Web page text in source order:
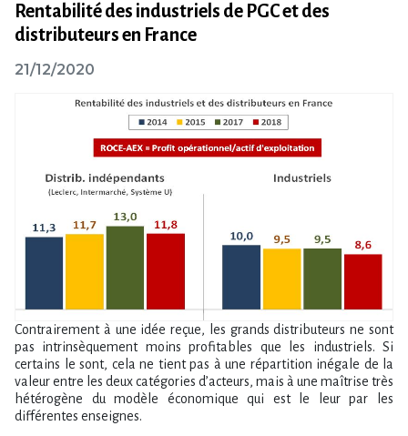
Rentabilité des industriels de PGC et des
distributeurs en France
21/12/2020
Contrairement à une idée reçue, les grands distributeurs ne sont
pas intrinsèquement moins profitables que les industriels. Si
certains le sont, cela ne tient pas à une répartition inégale de la
valeur entre les deux catégories d’acteurs, mais à une maîtrise très
hétérogène du modèle économique qui est le leur par les
différentes enseignes.